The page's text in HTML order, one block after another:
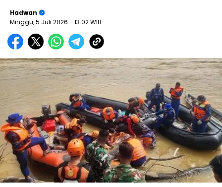
Hadwan
Minggu, 5 Juli 2026 - 13:02 WIB